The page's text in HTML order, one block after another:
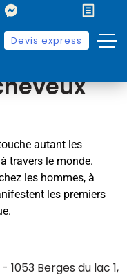
Devis express
autant les
travers le monde.
les hommes, à
les premiers
1053 Berges du lac 1,